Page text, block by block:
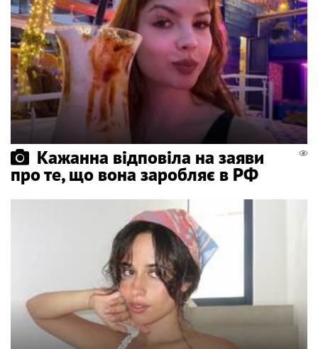
Кажанна відповіла на заяви
про те, що вона заробляє в РФ